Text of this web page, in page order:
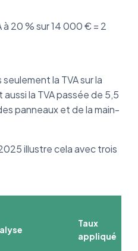
à 20 % sur 14 000 € = 2
la TVA sur la
la TVA passée de 5,5
panneaux et de la main-
illustre cela avec trois
Taux
appliqué